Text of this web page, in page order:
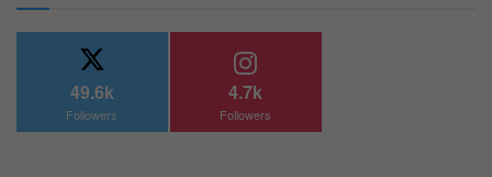
49.6k
Followers
4.7k
Followers